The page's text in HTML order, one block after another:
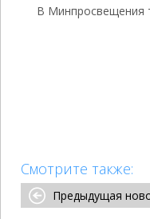
В Минпросвещения
Смотрите также:
Предыдущая